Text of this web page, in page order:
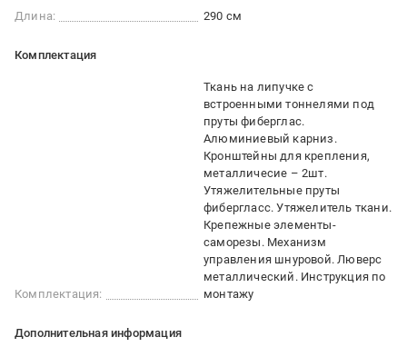
Длина:
290 см
Комплектация
Комплектация:
Ткань на липучке с
встроенными тоннелями под
пруты фиберглас.
Алюминиевый карниз.
Кронштейны для крепления,
металличесие – 2шт.
Утяжелительные пруты
фибергласс. Утяжелитель ткани.
Крепежные элементы-
саморезы. Механизм
управления шнуровой. Люверс
металлический. Инструкция по
монтажу
Дополнительная информация